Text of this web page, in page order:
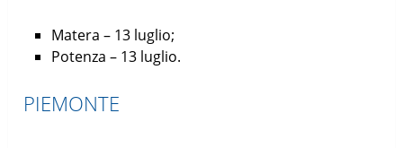
Matera – 13 luglio;
Potenza – 13 luglio.
PIEMONTE